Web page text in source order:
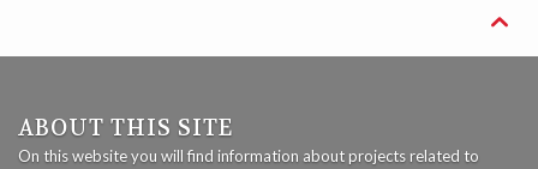

ABOUT THIS SITE
On this website you will find information about projects related to